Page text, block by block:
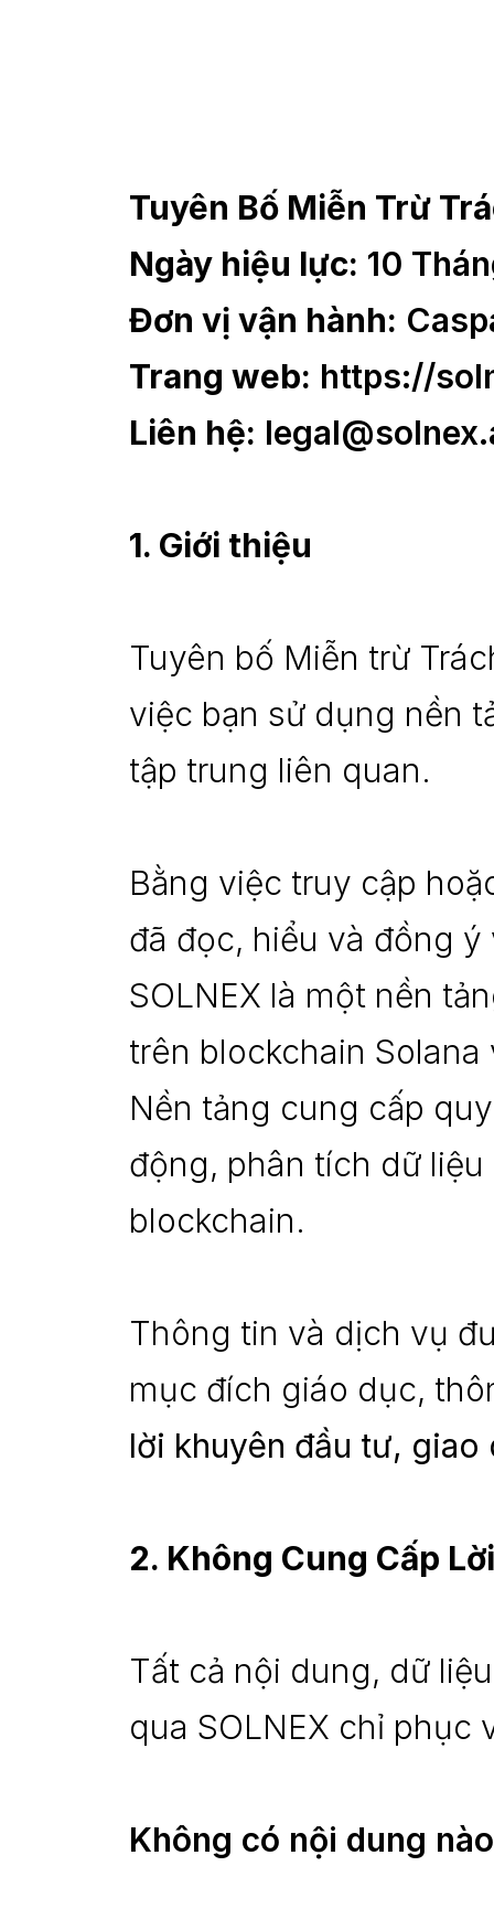
Tuyên Bố Miễn Trừ
Ngày hiệu lực: 10
Đơn vị vận hành:
Trang web: https://
Liên hệ:
1. Giới thiệu
Tuyên bố Miễn trừ
việc bạn sử dụng nền
tập trung liên quan.
Bằng việc truy cập
đã đọc, hiểu và đồng
SOLNEX là một nền
trên blockchain
Nền tảng cung cấp
động, phân tích dữ
blockchain.
Thông tin và dịch vụ
mục đích giáo dục,
lời khuyên đầu tư,
2. Không Cung Cấp
Tất cả nội dung, dữ
qua SOLNEX chỉ
Không có nội dung